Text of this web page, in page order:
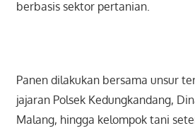
berbasis sektor pertanian.
Panen dilakukan bersama unsur
jajaran Polsek Kedungkandang,
Malang, hingga kelompok tani